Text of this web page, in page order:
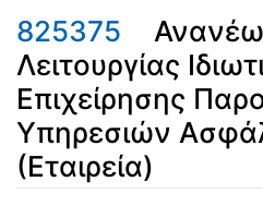
825375
Λειτουργίας
Επιχείρησης
Υπηρεσιών
(Εταιρεία)